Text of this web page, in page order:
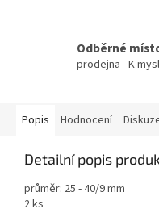
Odběrné
prodejna - K
Popis Hodnocení
Detailní popis
průměr: 25 - 40/9 mm
2 ks